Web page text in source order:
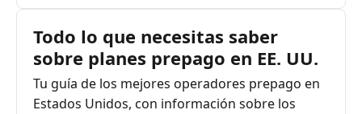
Todo lo que necesitas saber
sobre planes prepago en EE. UU.
Tu guía de los mejores operadores prepago en
Estados Unidos, con información sobre los